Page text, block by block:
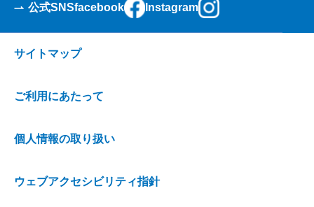
公式SNSfacebook Instagram
サイトマップ
ご利用にあたって
個人情報の取り扱い
ウェブアクセシビリティ指針